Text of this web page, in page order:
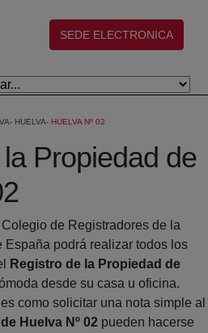
(abre en nueva ventana)
SEDE ELECTRONICA
HUELVA HUELVA Nº 02
Propiedad de
de Registradores de la
España podrá realizar todos los
Registro de la Propiedad de
desde su casa u oficina.
como solicitar una nota simple al
Huelva Nº 02 pueden hacerse